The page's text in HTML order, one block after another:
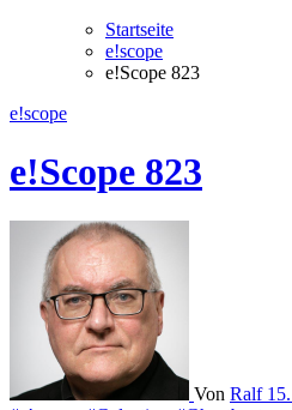
Startseite
e!scope
e!Scope 823
e!scope
e!Scope 823
Von Ralf